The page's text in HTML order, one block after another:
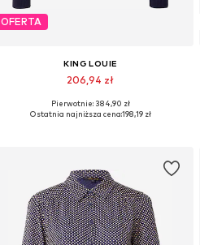
OFERTA
KING LOUIE
206,94 zł
+1
Dostępne rozmiary: XS, M, XL
Pierwotnie: 384,90 zł
Ostatnia najniższa cena:198,19 zł